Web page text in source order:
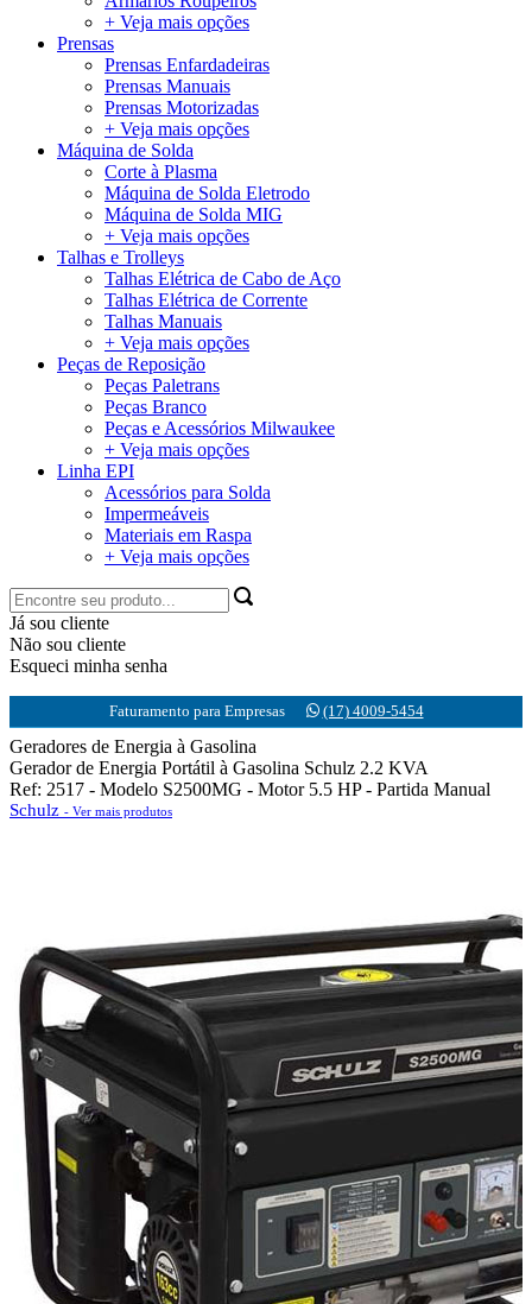
+ Veja mais opções
Prensas
Prensas Enfardadeiras
Prensas Manuais
Prensas Motorizadas
+ Veja mais opções
Máquina de Solda
Corte à Plasma
Máquina de Solda Eletrodo
Máquina de Solda MIG
+ Veja mais opções
Talhas e Trolleys
Talhas Elétrica de Cabo de Aço
Talhas Elétrica de Corrente
Talhas Manuais
+ Veja mais opções
Peças de Reposição
Peças Paletrans
Peças Branco
Peças e Acessórios Milwaukee
+ Veja mais opções
Linha EPI
Acessórios para Solda
Impermeáveis
Materiais em Raspa
+ Veja mais opções
Já sou cliente
Não sou cliente
Esqueci minha senha
Faturamento para Empresas (17) 4009-5454
Geradores de Energia à Gasolina
Gerador de Energia Portátil à Gasolina Schulz 2.2 KVA
Ref: 2517 - Modelo S2500MG - Motor 5.5 HP - Partida Manual
Schulz - Ver mais produtos